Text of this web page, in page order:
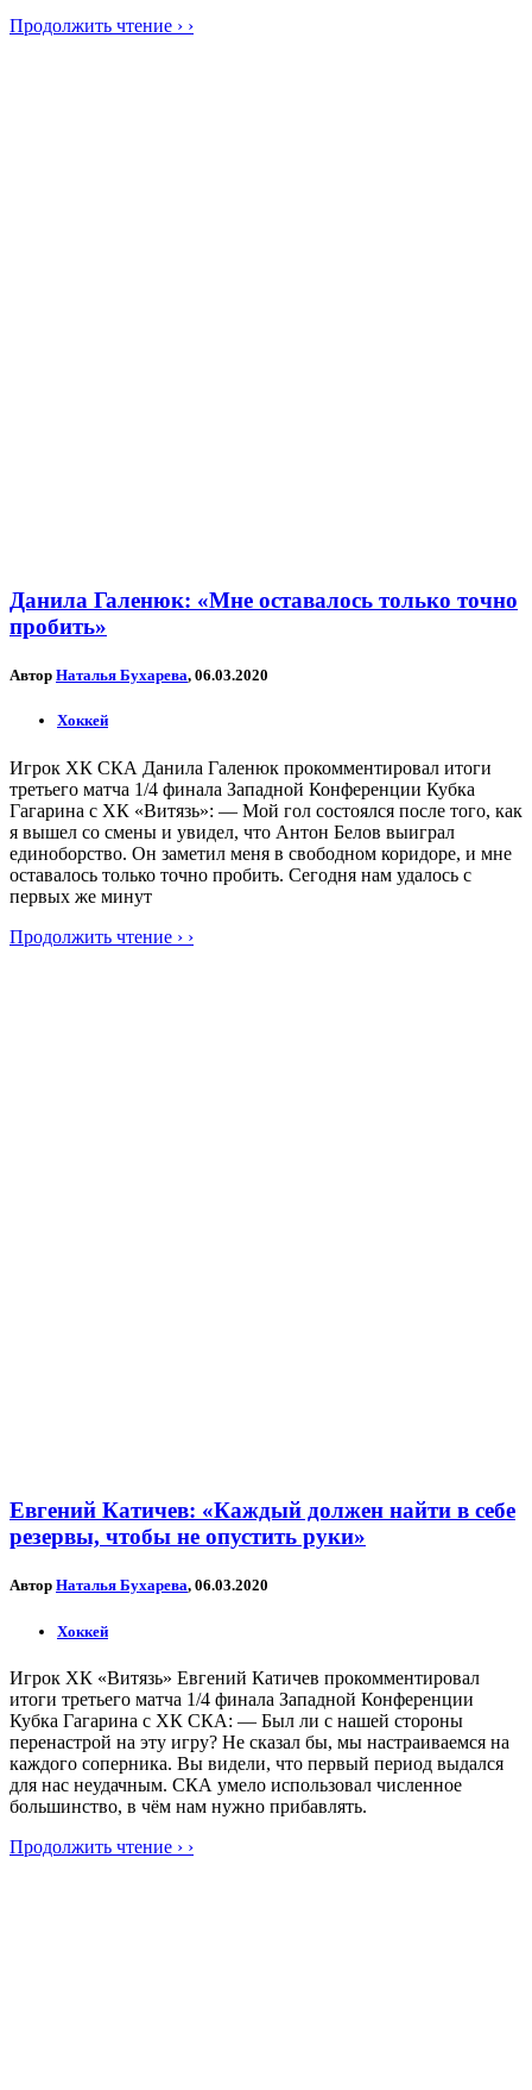
Продолжить чтение › ›
Данила Галенюк: «Мне оставалось только точно
пробить»
Автор Наталья Бухарева, 06.03.2020
Хоккей
Игрок ХК СКА Данила Галенюк прокомментировал итоги
третьего матча 1/4 финала Западной Конференции Кубка
Гагарина с ХК «Витязь»: — Мой гол состоялся после того, как
я вышел со смены и увидел, что Антон Белов выиграл
единоборство. Он заметил меня в свободном коридоре, и мне
оставалось только точно пробить. Сегодня нам удалось с
первых же минут
Продолжить чтение › ›
Евгений Катичев: «Каждый должен найти в себе
резервы, чтобы не опустить руки»
Автор Наталья Бухарева, 06.03.2020
Хоккей
Игрок ХК «Витязь» Евгений Катичев прокомментировал
итоги третьего матча 1/4 финала Западной Конференции
Кубка Гагарина с ХК СКА: — Был ли с нашей стороны
перенастрой на эту игру? Не сказал бы, мы настраиваемся на
каждого соперника. Вы видели, что первый период выдался
для нас неудачным. СКА умело использовал численное
большинство, в чём нам нужно прибавлять.
Продолжить чтение › ›